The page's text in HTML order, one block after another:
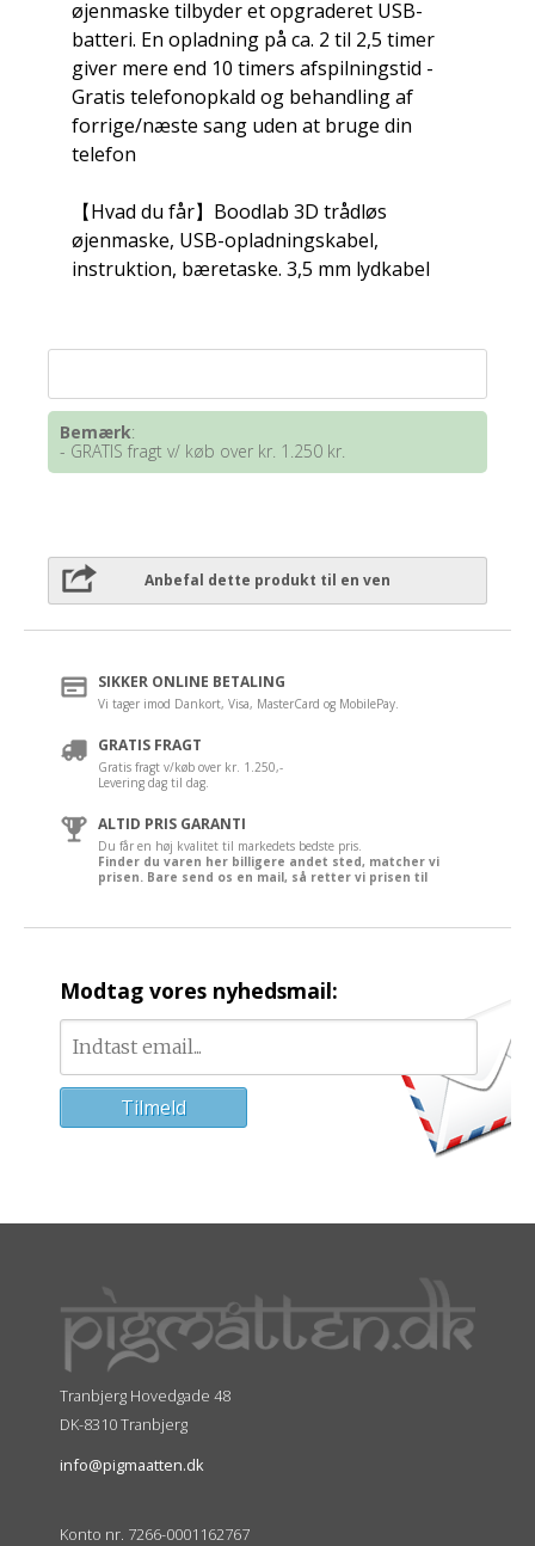
øjenmaske tilbyder et opgraderet USB-
batteri. En opladning på ca. 2 til 2,5 timer
giver mere end 10 timers afspilningstid -
Gratis telefonopkald og behandling af
forrige/næste sang uden at bruge din
telefon
【Hvad du får】Boodlab 3D trådløs
øjenmaske, USB-opladningskabel,
instruktion, bæretaske. 3,5 mm lydkabel
Bemærk:
- GRATIS fragt v/ køb over kr. 1.250 kr.
Anbefal dette produkt til en ven
SIKKER ONLINE BETALING
Vi tager imod Dankort, Visa, MasterCard og MobilePay.
GRATIS FRAGT
Gratis fragt v/køb over kr. 1.250,-
Levering dag til dag.
ALTID PRIS GARANTI
Du får en høj kvalitet til markedets bedste pris.
Finder du varen her billigere andet sted, matcher vi
prisen. Bare send os en mail, så retter vi prisen til
Modtag vores nyhedsmail:
Tranbjerg Hovedgade 48
DK-8310 Tranbjerg
info@pigmaatten.dk
Konto nr. 7266-0001162767